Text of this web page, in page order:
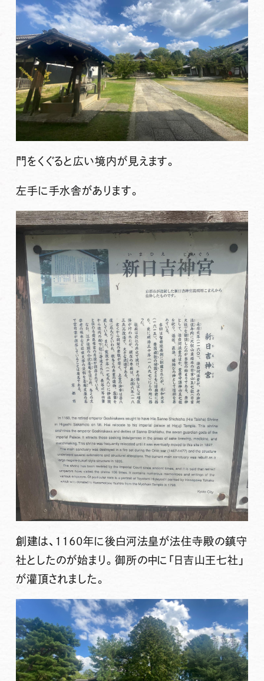
門をくぐると広い境内が見えます。
左手に手水舎があります。
創建は、1160年に 後白河法皇が法住寺殿の鎮守
社としたのが始まり。御所の中に「 日吉山王七社 」
が灌頂されました。